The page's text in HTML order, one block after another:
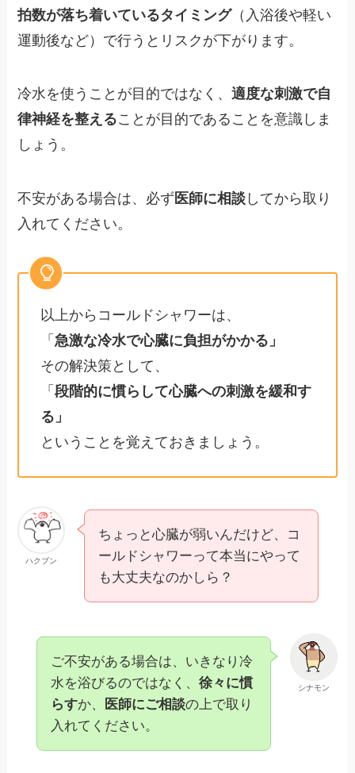
拍数が落ち着いているタイミング（入浴後や軽い
運動後など）で行うとリスクが下がります。
冷水を使うことが目的ではなく、適度な刺激で自
律神経を整えることが目的であることを意識しま
しょう。
不安がある場合は、必ず 医師に相談 してから取り
入れてください。
以上からコールドシャワーは、
「急激な冷水で心臓に負担がかかる」
その解決策として、
「段階的に慣らして心臓への刺激を緩和す
る」
ということを覚えておきましょう。
ハクブン
ちょっと心臓が弱いんだけど、コ
ールドシャワーって本当にやって
も大丈夫なのかしら？
シナモン
ご不安がある場合は、いきなり冷
水を浴びるのではなく、徐々に慣
らすか、 医師にご相談の上で取り
入れてください。